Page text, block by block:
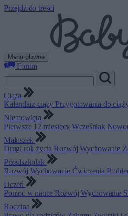
Przejdź do treści
Menu główne
Forum
Ciąża
Kalendarz ciąży Przygotowania do
Niemowlęta
Pierwsze 12 miesięcy Wcześniak
Maluszek
Drugi rok życia Rozwój Wychowanie
Przedszkolak
Rozwój Wychowanie Ćwiczenia
Uczeń
Pomoc w nauce Rozwój Wychowanie
Rodzina